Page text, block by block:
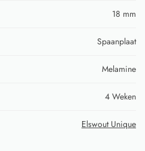
18 mm
Spaanplaat
Melamine
4 Weken
Elswout Unique